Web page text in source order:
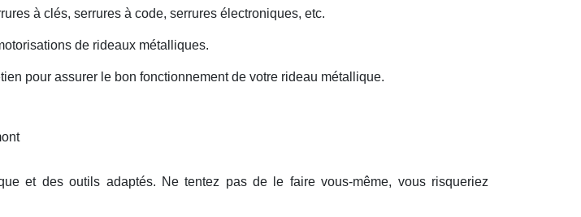
à clés, serrures à code, serrures électroniques, etc.
de rideaux métalliques.
pour assurer le bon fonctionnement de votre rideau métallique.
et des outils adaptés. Ne tentez pas de le faire vous-même, vous risqueriez